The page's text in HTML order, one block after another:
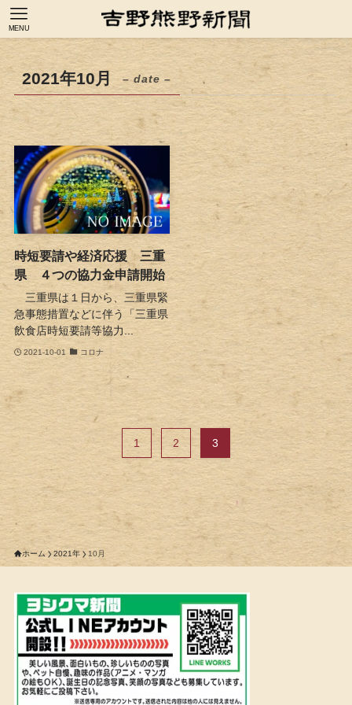
MENU
2021年10月 – date –
時短要請や経済応援 三重
県 ４つの協力金申請開始
三重県は１日から、三重県緊
急事態措置などに伴う「三重県
飲食店時短要請等協力...
2021-10-01 コロナ
1 2 3
ホーム 2021年 10月